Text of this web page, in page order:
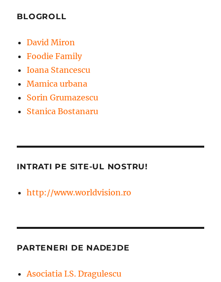
BLOGROLL
David Miron
Foodie Family
Ioana Stancescu
Mamica urbana
Sorin Grumazescu
Stanica Bostanaru
INTRATI PE SITE-UL NOSTRU!
http://www.worldvision.ro
PARTENERI DE NADEJDE
Asociatia I.S. Dragulescu